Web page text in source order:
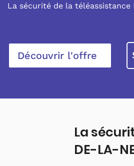
La sécurité de la
Découvrir l'offre
La
DE-LA-